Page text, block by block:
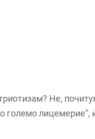
Не,
големо лицемерие“,